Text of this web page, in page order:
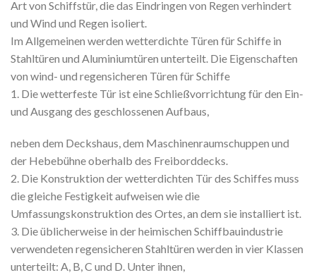
Art von Schiffstür, die das Eindringen von Regen verhindert
und Wind und Regen isoliert.
Im Allgemeinen werden wetterdichte Türen für Schiffe in
Stahltüren und Aluminiumtüren unterteilt. Die Eigenschaften
von wind- und regensicheren Türen für Schiffe
1. Die wetterfeste Tür ist eine Schließvorrichtung für den Ein-
und Ausgang des geschlossenen Aufbaus,
neben dem Deckshaus, dem Maschinenraumschuppen und
der Hebebühne oberhalb des Freiborddecks.
2. Die Konstruktion der wetterdichten Tür des Schiffes muss
die gleiche Festigkeit aufweisen wie die
Umfassungskonstruktion des Ortes, an dem sie installiert ist.
3. Die üblicherweise in der heimischen Schiffbauindustrie
verwendeten regensicheren Stahltüren werden in vier Klassen
unterteilt: A, B, C und D. Unter ihnen,